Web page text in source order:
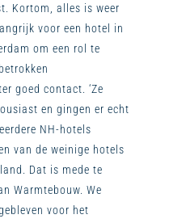
Kortom, alles is weer
voor een hotel in
om een rol te
goed contact. ‘Ze
en gingen er echt
NH-hotels
van de weinige hotels
Dat is mede te
Warmtebouw. We
voor het